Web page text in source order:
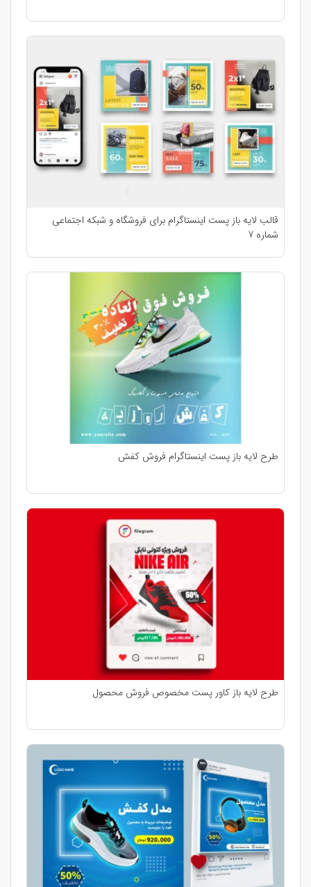
قالب لایه باز پست اینستاگرام برای فروشگاه و شبکه اجتماعی
شماره 7
طرح لایه باز پست اینستاگرام فروش کفش
طرح لایه باز کاور پست مخصوص فروش محصول